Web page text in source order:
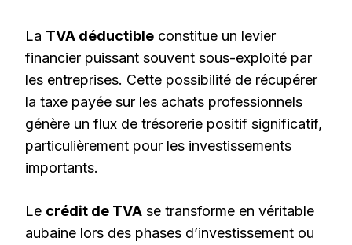
La TVA déductible constitue un levier
financier puissant souvent sous-exploité par
les entreprises. Cette possibilité de récupérer
la taxe payée sur les achats professionnels
génère un flux de trésorerie positif significatif,
particulièrement pour les investissements
importants.
Le crédit de TVA se transforme en véritable
aubaine lors des phases d’investissement ou